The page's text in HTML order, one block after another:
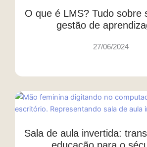
O que é LMS? Tudo sobre
gestão de
27/06/2024
Sala de aula invertida: